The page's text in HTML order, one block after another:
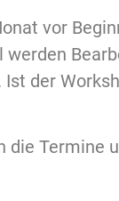
vor
der
Termine